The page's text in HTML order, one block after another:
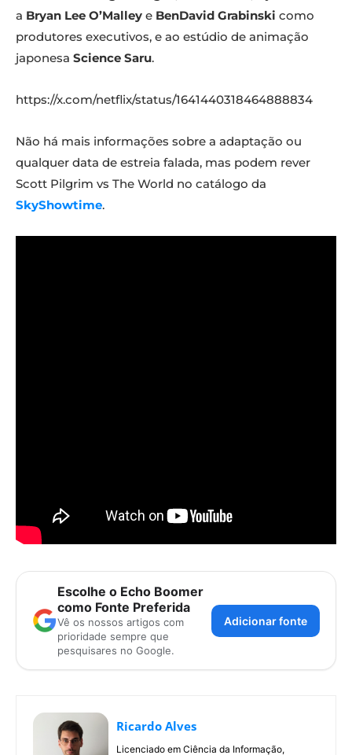
a Bryan Lee O’Malley e BenDavid Grabinski como
produtores executivos, e ao estúdio de animação
japonesa Science Saru.
https://x.com/netflix/status/1641440318464888834
Não há mais informações sobre a adaptação ou
qualquer data de estreia falada, mas podem rever
Scott Pilgrim vs The World no catálogo da
SkyShowtime.
Escolhe o Echo Boomer
como Fonte Preferida
Vê os nossos artigos com
prioridade sempre que
pesquisares no Google.
Adicionar fonte
Ricardo Alves
Licenciado em Ciência da Informação,